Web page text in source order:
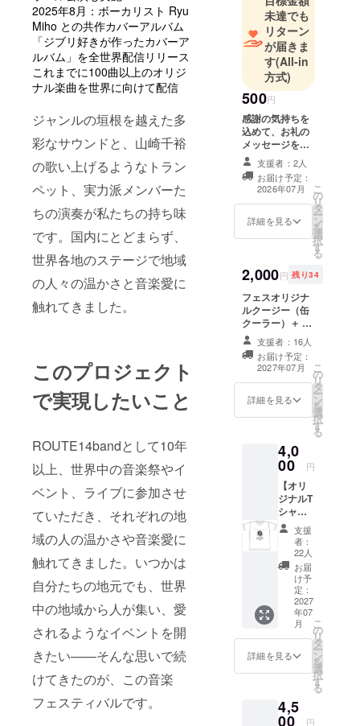
2025年8月：ボーカリスト Ryu
Miho との共作カバーアルバム
「ジブリ好きが作ったカバーア
ルバム」を全世界配信リリース
これまでに100曲以上のオリジ
ナル楽曲を世界に向けて配信
ジャンルの垣根を越えた多
彩なサウンドと、山崎千裕
の歌い上げるようなトラン
ペット、実力派メンバーた
ちの演奏が私たちの持ち味
です。国内にとどまらず、
世界各地のステージで地域
の人々の温かさと音楽愛に
触れてきました。
このプロジェクト
で実現したいこと
ROUTE14bandとして10年
以上、世界中の音楽祭やイ
ベント、ライブに参加させ
ていただき、それぞれの地
域の人の温かさや音楽愛に
触れてきました。いつかは
自分たちの地元でも、世界
中の地域から人が集い、愛
されるようなイベントを開
きたい——そんな思いで続
けてきたのが、この音楽
フェスティバルです。
SonyMusicAr
tists より山
崎千裕ソロ
アルバム
「GOOD
ONE」でメ
ジャーデ
ビュー。
2015 年 10
月韓国世宗
文化会館に
てワンマン
ライブを成
功させる。
2ndアルバム
「Sweet
thing」がキ
ングレコー
ドより発
売。
2018年9月山
崎千裕
+ROUTE14b
ルバム「Ain't
distance」が
2019年2月
「三角関係
feat.三浦拓
也」の2ndア
ルバム「素
敵関係」が
コードより
発売。
NZ Bay of
未達でも
リターン
が届きま
す(All-in
方式)
500円
感謝の気持ちを
込めて、お礼の
メッセージをお
送りします。
支援者：2人
お届け予定：
2026年07月
詳細を見る
こ
の
リ
タ
ー
ン
を
選
択
す
る
2,000円 残り34
フェスオリジナ
ルクージー（缶
クーラー）＋ ド
リンク1本（ソフ
トドリンク缶 or
アルコール缶を
選択）＋ ソー
セージ のフェス
セット。 お渡
18日 当日会場に
可） ※アルコー
ルをお選びの方
は当日20歳以上
の確認をお願い
します ※生もの
を含むため当日
提供限定です
支援者：16人
お届け予定：
2027年07月
詳細を見る
こ
の
リ
タ
ー
ン
を
選
択
す
る
4,0
00 円
【オリ
ジナルT
シャ
ツ】郵
送 第3
ROUTE
14band
音楽
フェス
ティバ
ルのオ
リジナ
ルTシャ
ツ（出
演者名
り）。
サイ
支援
者：
22人
お届
け予
定：
2027
年07
月
詳細を見る
こ
の
リ
タ
ー
ン
を
選
択
す
る
4,5
00 円